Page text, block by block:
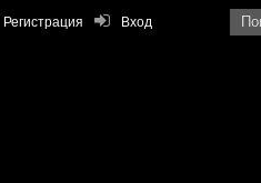
Вход
Регистрация